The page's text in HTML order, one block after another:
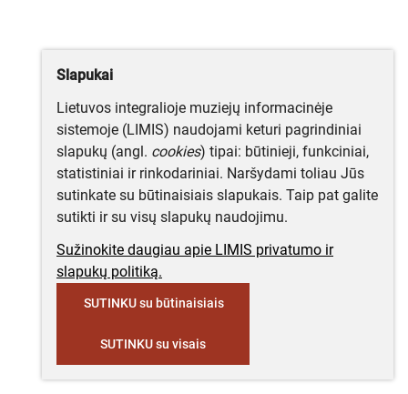
Slapukai
Lietuvos integralioje muziejų informacinėje
sistemoje (LIMIS) naudojami keturi pagrindiniai
slapukų (angl. cookies) tipai: būtinieji, funkciniai,
statistiniai ir rinkodariniai. Naršydami toliau Jūs
sutinkate su būtinaisiais slapukais. Taip pat galite
sutikti ir su visų slapukų naudojimu.
Sužinokite daugiau apie LIMIS privatumo ir
slapukų politiką.
SUTINKU su būtinaisiais
SUTINKU su visais